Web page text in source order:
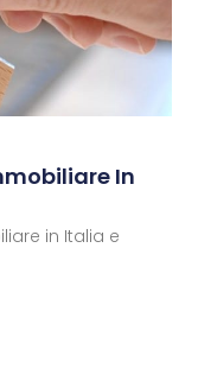
In
in Italia e